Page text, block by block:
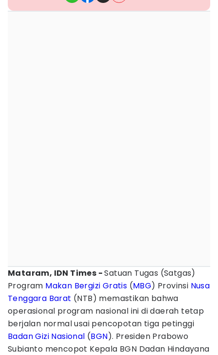
Mataram, IDN Times -Satuan Tugas (Satgas)
Program Makan Bergizi Gratis (MBG) Provinsi Nusa
Tenggara Barat (NTB) memastikan bahwa
operasional program nasional ini di daerah tetap
berjalan normal usai pencopotan tiga petinggi
Badan Gizi Nasional (BGN). Presiden Prabowo
Subianto mencopot Kepala BGN Dadan Hindayana